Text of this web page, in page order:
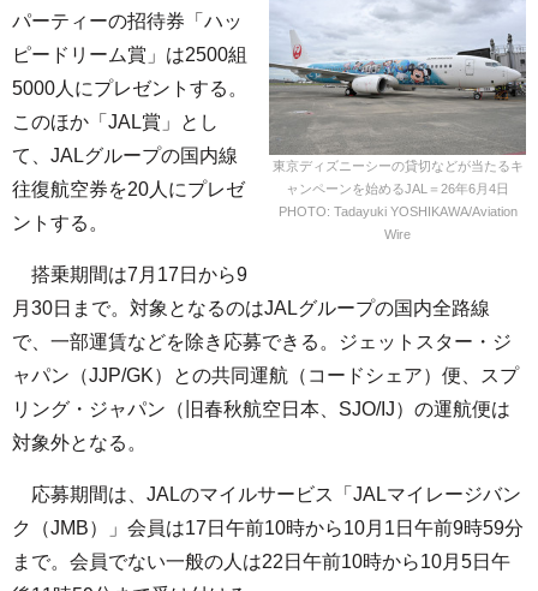
東京ディズニーシーの貸切などが当たるキ
ャンペーンを始めるJAL＝26年6月4日
PHOTO: Tadayuki YOSHIKAWA/Aviation
Wire
パーティーの招待券「ハッ
ピードリーム賞」は2500組
5000人にプレゼントする。
このほか「JAL賞」とし
て、JALグループの国内線
往復航空券を20人にプレゼ
ントする。
搭乗期間は7月17日から9
月30日まで。対象となるのはJALグループの国内全路線
で、一部運賃などを除き応募できる。ジェットスター・ジ
ャパン（JJP/GK）との共同運航（コードシェア）便、スプ
リング・ジャパン（旧春秋航空日本、SJO/IJ）の運航便は
対象外となる。
応募期間は、JALのマイルサービス「JALマイレージバン
ク（JMB）」会員は17日午前10時から10月1日午前9時59分
まで。会員でない一般の人は22日午前10時から10月5日午